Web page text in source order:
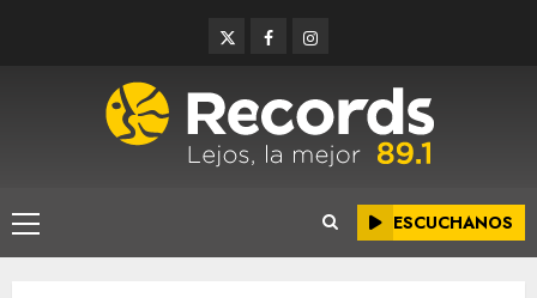
TwitterFacebookInstagram
Menú
principal
ESCUCHANOS